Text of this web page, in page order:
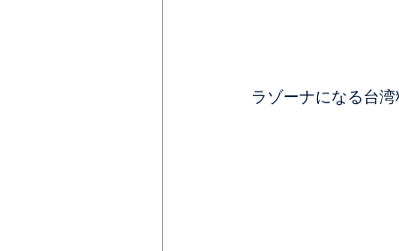
ラゾーナになる台